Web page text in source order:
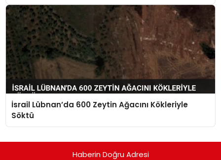
İsrail Lübnan’da 600 Zeytin Ağacını Kökleriyle
Söktü
Haberin Doğru Adresi